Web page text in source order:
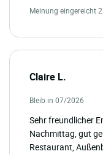
Meinung eingereicht
Claire L.
Bleib in 07/2026
Sehr freundlicher
Nachmittag, gut
Restaurant,